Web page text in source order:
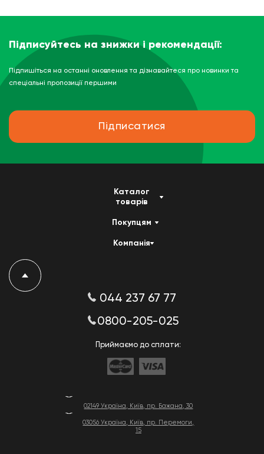
Підписуйтесь на знижки і рекомендації:
Підпишіться на останні оновлення та дізнавайтеся про новинки та
спеціальні пропозиції першими
Підписатися
02149 Україна, Київ, пр. Бажана, 30
03056 Україна, Київ, пр. Перемоги,
15
Каталог
товарів
Покупцям
Компанія
044 237 67 77
0800-205-025
Приймаємо до сплати: